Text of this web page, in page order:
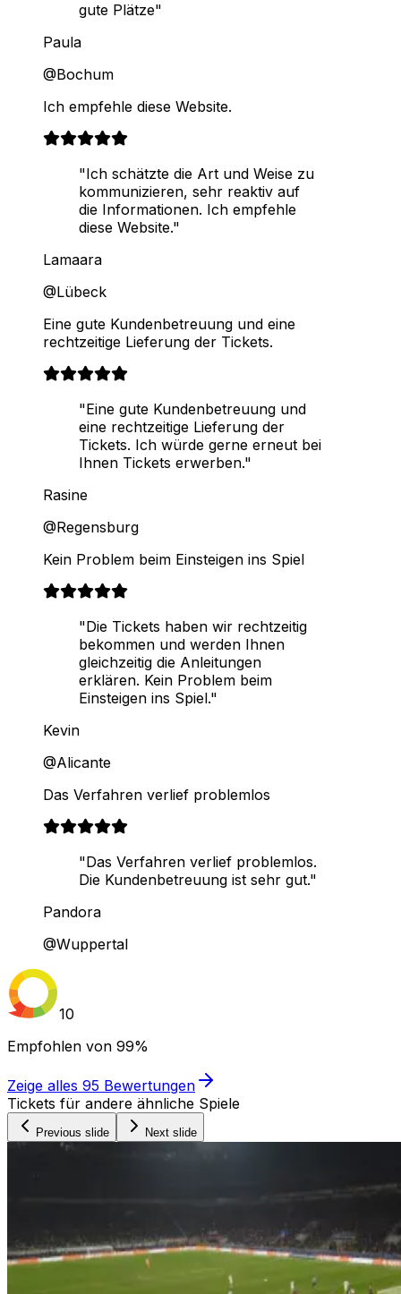
gute Plätze"
Paula
@Bochum
Ich empfehle diese Website.
"Ich schätzte die Art und Weise zu
kommunizieren, sehr reaktiv auf
die Informationen. Ich empfehle
diese Website."
Lamaara
@Lübeck
Eine gute Kundenbetreuung und eine
rechtzeitige Lieferung der Tickets.
"Eine gute Kundenbetreuung und
eine rechtzeitige Lieferung der
Tickets. Ich würde gerne erneut bei
Ihnen Tickets erwerben."
Rasine
@Regensburg
Kein Problem beim Einsteigen ins Spiel
"Die Tickets haben wir rechtzeitig
bekommen und werden Ihnen
gleichzeitig die Anleitungen
erklären. Kein Problem beim
Einsteigen ins Spiel."
Kevin
@Alicante
Das Verfahren verlief problemlos
"Das Verfahren verlief problemlos.
Die Kundenbetreuung ist sehr gut."
Pandora
@Wuppertal
10
Empfohlen von 99%
Zeige alles 95 Bewertungen
Tickets für andere ähnliche Spiele
Previous slide Next slide